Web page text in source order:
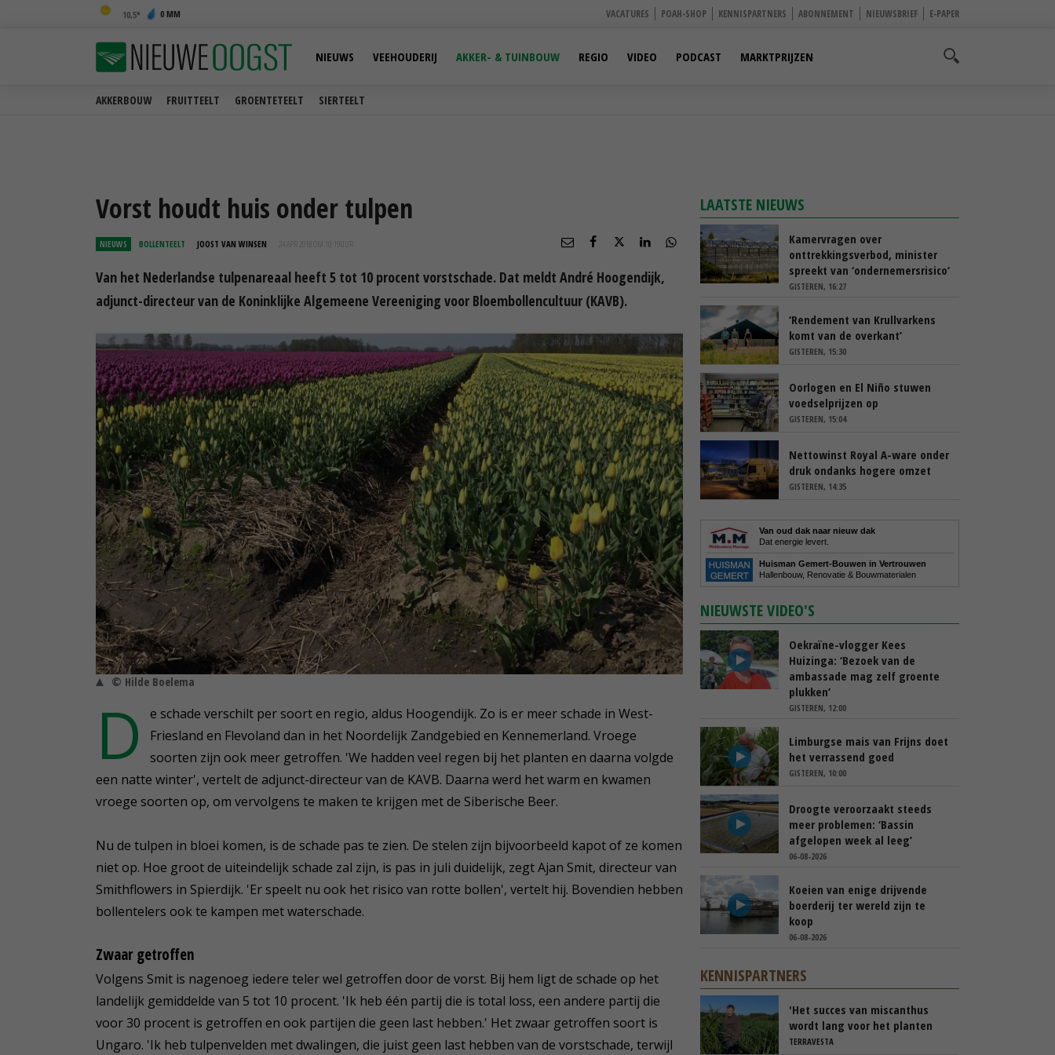
10,5 0 MM VACATURES POAH-SHOP KENNISPARTNERS ABONNEMENT NIEUWSBRIEF E-PAPER
AKKERBOUW FRUITTEELT GROENTETEELT SIERTEELT
NIEUWS VEEHOUDERIJ AKKER- & TUINBOUW REGIO VIDEO PODCAST MARKTPRIJZEN
Vorst houdt huis onder tulpen
NIEUWS BOLLENTEELT JOOST VAN WINSEN 24 APR 2018 OM 10:19
Van het Nederlandse tulpenareaal heeft 5 tot 10 procent vorstschade. Dat meldt André Hoogendijk,
adjunct-directeur van de Koninklijke Algemeene Vereeniging voor Bloembollencultuur (KAVB).
© Hilde Boelema
D
e schade verschilt per soort en regio, aldus Hoogendijk. Zo is er meer schade in West-
Friesland en Flevoland dan in het Noordelijk Zandgebied en Kennemerland. Vroege
soorten zijn ook meer getroffen. 'We hadden veel regen bij het planten en daarna volgde
een natte winter', vertelt de adjunct-directeur van de KAVB. Daarna werd het warm en kwamen
vroege soorten op, om vervolgens te maken te krijgen met de Siberische Beer.
Nu de tulpen in bloei komen, is de schade pas te zien. De stelen zijn bijvoorbeeld kapot of ze komen
niet op. Hoe groot de uiteindelijk schade zal zijn, is pas in juli duidelijk, zegt Ajan Smit, directeur van
Smithflowers in Spierdijk. 'Er speelt nu ook het risico van rotte bollen', vertelt hij. Bovendien hebben
bollentelers ook te kampen met waterschade.
Zwaar getroffen
Volgens Smit is nagenoeg iedere teler wel getroffen door de vorst. Bij hem ligt de schade op het
landelijk gemiddelde van 5 tot 10 procent. 'Ik heb één partij die is total loss, een andere partij die
voor 30 procent is getroffen en ook partijen die geen last hebben.' Het zwaar getroffen soort is
Ungaro. 'Ik heb tulpenvelden met dwalingen, die juist geen last hebben van de vorstschade, terwijl
LAATSTE NIEUWS
Kamervragen over
onttrekkingsverbod, minister
spreekt van ‘ondernemersrisico’
GISTEREN, 16:27
‘Rendement van Krullvarkens
komt van de overkant’
GISTEREN, 15:30
Oorlogen en El Niño stuwen
voedselprijzen op
GISTEREN, 15:04
Nettowinst Royal A-ware onder
druk ondanks hogere omzet
GISTEREN, 14:35
Van oud dak naar nieuw dak
Dat energie levert.
Huisman Gemert-Bouwen in Vertrouwen
Hallenbouw, Renovatie & Bouwmaterialen
NIEUWSTE VIDEO'S
Oekraïne-vlogger Kees
Huizinga: ‘Bezoek van de
ambassade mag zelf groente
plukken’
GISTEREN, 12:00
Limburgse mais van Frijns doet
het verrassend goed
GISTEREN, 10:00
Droogte veroorzaakt steeds
meer problemen: ‘Bassin
afgelopen week al leeg’
06-08-2026
Koeien van enige drijvende
boerderij ter wereld zijn te
koop
06-08-2026
KENNISPARTNERS
'Het succes van miscanthus
wordt lang voor het planten
beslist'
TERRAVESTA